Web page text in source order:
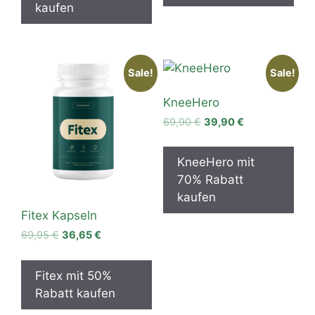
kaufen
Sale!
Fitex Kapseln
69,95€ Original
was:
69,95 €.
36,65€
is:
36,65 €.
Fitex mit 50%
Rabatt kaufen
Sale!
KneeHero
69,90€ Original
was:
69,90 €.
39,90€Current
is:
39,90 €.
KneeHero mit
70% Rabatt
kaufen